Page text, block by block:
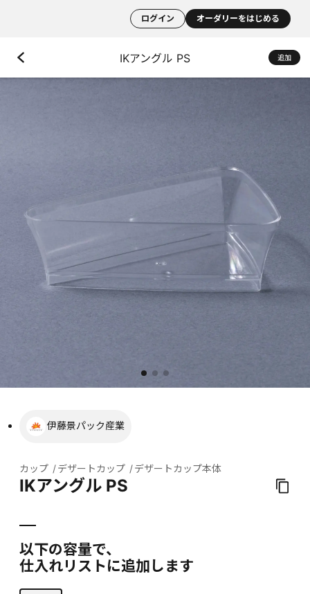
ログイン オーダリーをはじめる
IKアングル PS 追加
伊藤景パック産業
カップ デザートカップ デザートカップ本体
IKアングル PS
以下の容量で、
仕入れリストに追加します